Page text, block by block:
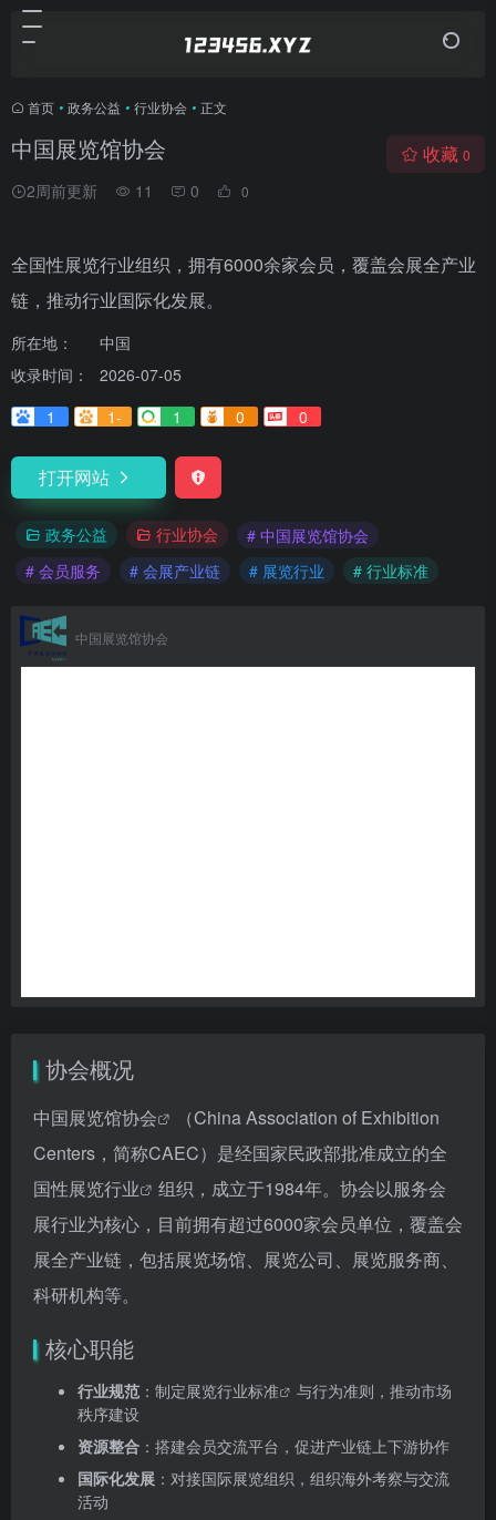
首页 • 政务公益 • 行业协会 • 正文
中国展览馆协会
2周前更新 11 0 0
收藏 0
全国性展览行业组织，拥有6000余家会员，覆盖会展全产业
链，推动行业国际化发展。
所在地：
中国
收录时间：
2026-07-05
1
1- 1 0 0
打开网站
政务公益 行业协会
# 中国展览馆协会
# 会员服务
# 会展产业链 # 展览行业 # 行业标准
中国展览馆协会
协会概况
中国展览馆协会
（China Association of Exhibition
Centers，简称CAEC）是经国家民政部批准成立的全
国性展览行业
组织，成立于1984年。协会以服务会
展行业为核心，目前拥有超过6000家会员单位，覆盖会
展全产业链，包括展览场馆、展览公司、展览服务商、
科研机构等。
核心职能
行业规范 ：制定展览行业标准
与行为准则，推动市场
秩序建设
资源整合 ：搭建会员交流平台，促进产业链上下游协作
国际化发展 ：对接国际展览组织，组织海外考察与交流
活动